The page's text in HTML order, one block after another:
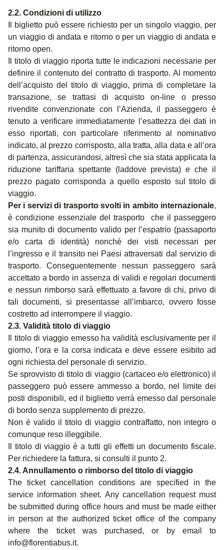
2.2. Condizioni di utilizzo
Il biglietto può essere richiesto per un singolo viaggio, per
un viaggio di andata e ritorno o per un viaggio di andata e
ritorno open.
Il titolo di viaggio riporta tutte le indicazioni necessarie per
definire il contenuto del contratto di trasporto. Al momento
dell’acquisto del titolo di viaggio, prima di completare la
transazione, se trattasi di acquisto on-line o presso
rivendite convenzionate con l’Azienda, il passeggero è
tenuto a verificare immediatamente l’esattezza dei dati in
esso riportati, con particolare riferimento al nominativo
indicato, al prezzo corrisposto, alla tratta, alla data e all’ora
di partenza, assicurandosi, altresì che sia stata applicata la
riduzione tariffaria spettante (laddove prevista) e che il
prezzo pagato corrisponda a quello esposto sul titolo di
viaggio.
Per i servizi di trasporto svolti in ambito internazionale,
è condizione essenziale del trasporto che il passeggero
sia munito di documento valido per l’espatrio (passaporto
e/o carta di identità) nonché dei visti necessari per
l’ingresso e il transito nei Paesi attraversati dal servizio di
trasporto. Conseguentemente nessun passeggero sarà
accettato a bordo in assenza di validi e regolari documenti
e nessun rimborso sarà effettuato a favore di chi, privo di
tali documenti, si presentasse all’imbarco, ovvero fosse
costretto ad interrompere il viaggio.
2.3. Validità titolo di viaggio
Il titolo di viaggio emesso ha validità esclusivamente per il
giorno, l’ora e la corsa indicata e deve essere esibito ad
ogni richiesta del personale di servizio.
Se sprovvisto di titolo di viaggio (cartaceo e/o elettronico) il
passeggero può essere ammesso a bordo, nel limite dei
posti disponibili, ed il biglietto verrà emesso dal personale
di bordo senza supplemento di prezzo.
Non è valido il titolo di viaggio contraffatto, non integro o
comunque reso illeggibile.
Il titolo di viaggio è a tutti gli effetti un documento fiscale.
Per richiedere la fattura, si consulti il punto 2.
2.4. Annullamento o rimborso del titolo di viaggio
The ticket cancellation conditions are specified in the
service information sheet. Any cancellation request must
be submitted during office hours and must be made either
in person at the authorized ticket office of the company
where the ticket was purchased, or by email to
info@florentiabus.it.